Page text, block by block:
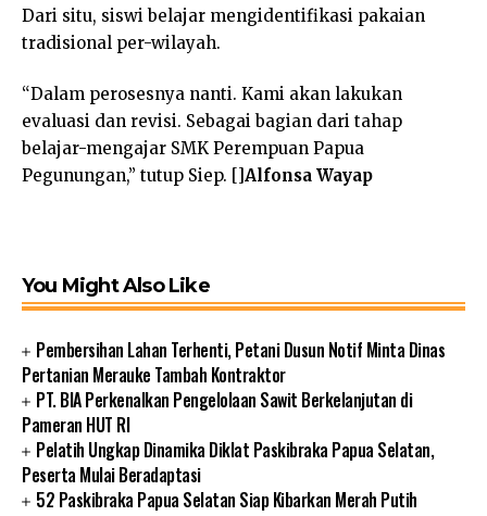
Dari situ, siswi belajar mengidentifikasi pakaian
tradisional per-wilayah.
“Dalam perosesnya nanti. Kami akan lakukan
evaluasi dan revisi. Sebagai bagian dari tahap
belajar-mengajar SMK Perempuan Papua
Pegunungan,” tutup Siep. []Alfonsa Wayap
You Might Also Like
Pembersihan Lahan Terhenti, Petani Dusun Notif Minta Dinas
Pertanian Merauke Tambah Kontraktor
PT. BIA Perkenalkan Pengelolaan Sawit Berkelanjutan di
Pameran HUT RI
Pelatih Ungkap Dinamika Diklat Paskibraka Papua Selatan,
Peserta Mulai Beradaptasi
52 Paskibraka Papua Selatan Siap Kibarkan Merah Putih